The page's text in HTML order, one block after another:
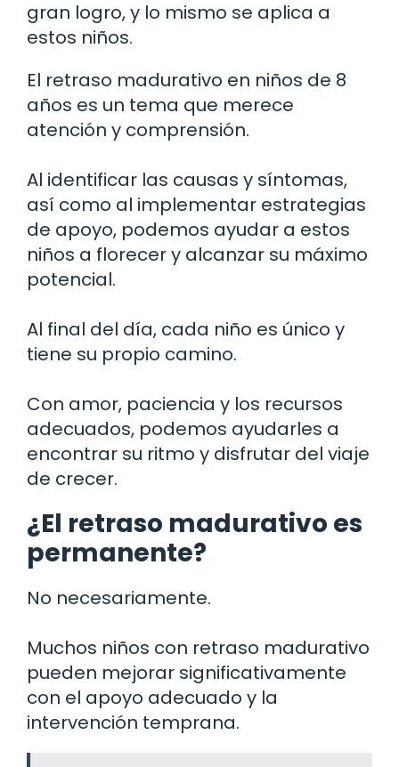
gran logro, y lo mismo se aplica a
estos niños.
El retraso madurativo en niños de 8
años es un tema que merece
atención y comprensión.
Al identificar las causas y síntomas,
así como al implementar estrategias
de apoyo, podemos ayudar a estos
niños a florecer y alcanzar su máximo
potencial.
Al final del día, cada niño es único y
tiene su propio camino.
Con amor, paciencia y los recursos
adecuados, podemos ayudarles a
encontrar su ritmo y disfrutar del viaje
de crecer.
¿El retraso madurativo es
permanente?
No necesariamente.
Muchos niños con retraso madurativo
pueden mejorar significativamente
con el apoyo adecuado y la
intervención temprana.